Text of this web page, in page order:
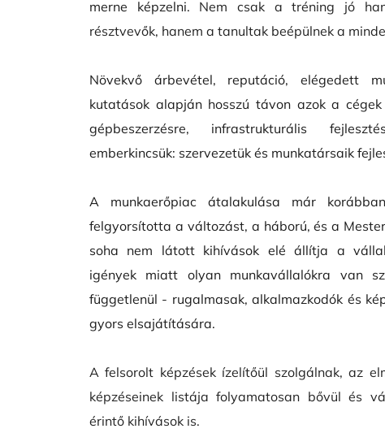
merne képzelni. Nem csak a tréning jó
résztvevők, hanem a tanultak beépülnek a
Növekvő árbevétel, reputáció, elégedett
kutatások alapján hosszú távon azok a cégek
gépbeszerzésre, infrastrukturális
emberkincsük: szervezetük és munkatársaik
A munkaerőpiac átalakulása már
felgyorsította a változást, a háború, és a
soha nem látott kihívások elé állítja a
igények miatt olyan munkavállalókra van
függetlenül - rugalmasak, alkalmazkodók és
gyors elsajátítására.
A felsorolt képzések ízelítőül szolgálnak, az
képzéseinek listája folyamatosan bővül és
érintő kihívások is.